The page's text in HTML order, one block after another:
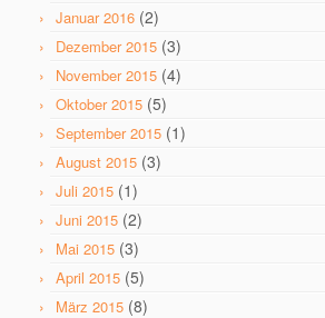
Januar 2016 (2)
Dezember 2015 (3)
November 2015 (4)
Oktober 2015 (5)
September 2015 (1)
August 2015 (3)
Juli 2015 (1)
Juni 2015 (2)
Mai 2015 (3)
April 2015 (5)
März 2015 (8)